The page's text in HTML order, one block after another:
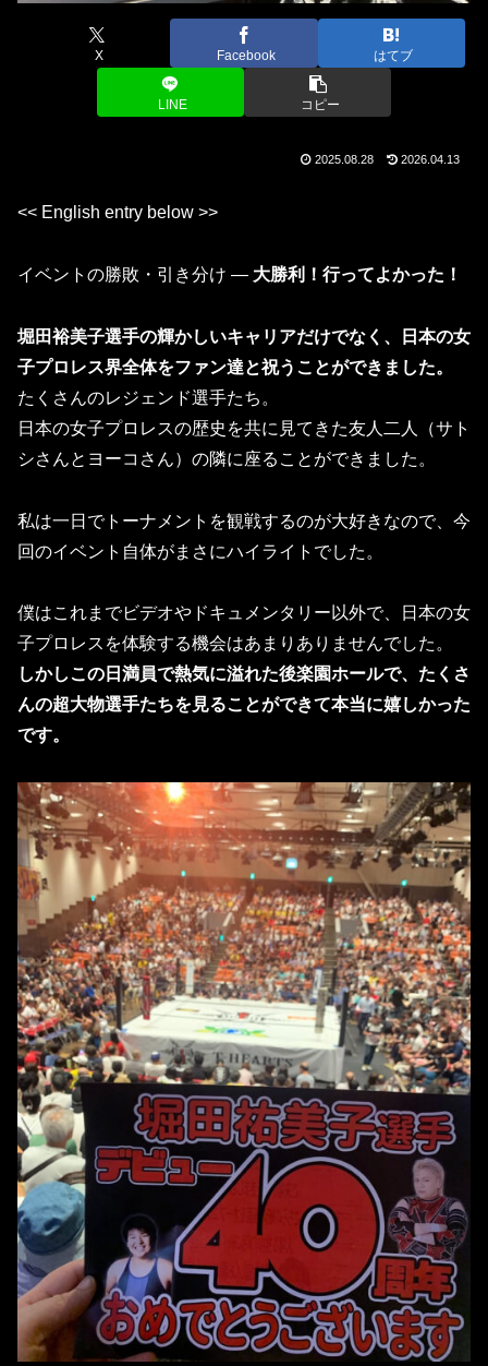
X Facebook はてブ
LINE コピー
2025.08.28 2026.04.13
<< English entry below >>
イベントの勝敗・引き分け ― 大勝利！行ってよかった！
堀田裕美子選手の輝かしいキャリアだけでなく、日本の女
子プロレス界全体をファン達と祝うことができました。
たくさんのレジェンド選手たち。
日本の女子プロレスの歴史を共に見てきた友人二人（サト
シさんとヨーコさん）の隣に座ることができました。
私は一日でトーナメントを観戦するのが大好きなので、今
回のイベント自体がまさにハイライトでした。
僕はこれまでビデオやドキュメンタリー以外で、日本の女
子プロレスを体験する機会はあまりありませんでした。
しかしこの日満員で熱気に溢れた後楽園ホールで、たくさ
んの超大物選手たちを見ることができて本当に嬉しかった
です。